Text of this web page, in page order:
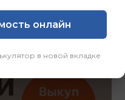
онлайн
в новой вкладке